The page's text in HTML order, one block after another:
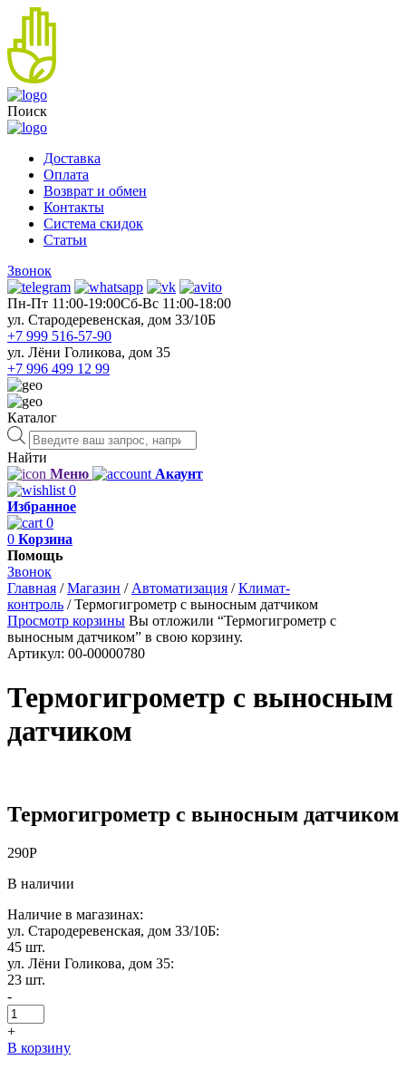
Поиск
Доставка
Оплата
Возврат и обмен
Контакты
Система скидок
Статьи
Звонок
Пн-Пт 11:00-19:00Cб-Вс 11:00-18:00
ул. Стародеревенская, дом 33/10Б
+7 999 516-57-90
ул. Лёни Голикова, дом 35
+7 996 499 12 99
Каталог
Поиск
товаров
Найти
Меню
Акаунт
0
Избранное
0
0 Корзина
Помощь
Звонок
Главная /Магазин / Автоматизация /Климат-
контроль /Термогигрометр с выносным датчиком
Просмотр корзины Вы отложили “Термогигрометр с
выносным датчиком” в свою корзину.
Артикул: 00-00000780
Термогигрометр с выносным
датчиком
Термогигрометр с выносным датчиком
290Р
В наличии
Наличие в магазинах:
ул. Стародеревенская, дом 33/10Б:
45 шт.
ул. Лёни Голикова, дом 35:
23 шт.
-
+
В корзину